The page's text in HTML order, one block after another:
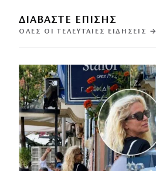
ΔΙΑΒΑΣΤΕ ΕΠΙΣΗΣ
ΌΛΕΣ ΟΙ ΤΕΛΕΥΤΑΊΕΣ ΕΙΔΉΣΕΙΣ →